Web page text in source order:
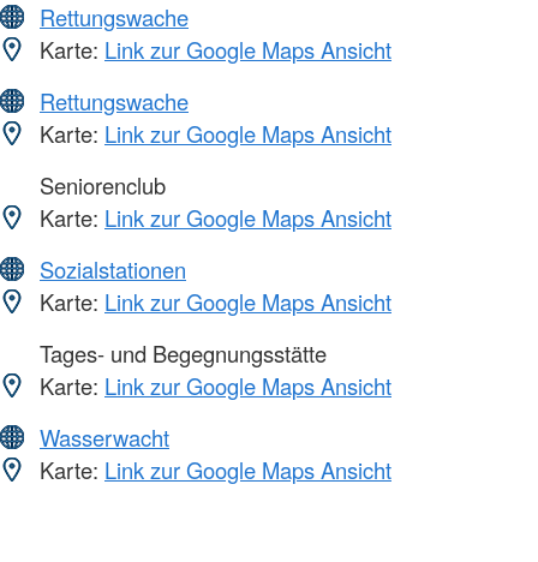
Rettungswache
Karte: Link zur Google Maps Ansicht
Rettungswache
Karte: Link zur Google Maps Ansicht
Seniorenclub
Karte: Link zur Google Maps Ansicht
Sozialstationen
Karte: Link zur Google Maps Ansicht
Tages- und Begegnungsstätte
Karte: Link zur Google Maps Ansicht
Wasserwacht
Karte: Link zur Google Maps Ansicht